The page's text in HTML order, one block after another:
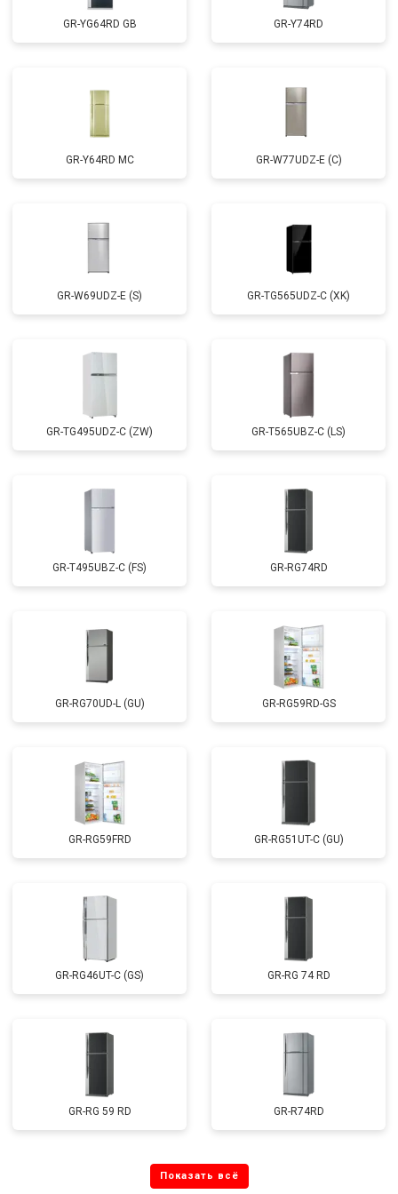
GR-YG64RD GB GR-Y74RD
GR-Y64RD MC GR-W77UDZ-E (C)
GR-W69UDZ-E (S) GR-TG565UDZ-C (XK)
GR-TG495UDZ-C (ZW) GR-T565UBZ-C (LS)
GR-T495UBZ-C (FS) GR-RG74RD
GR-RG70UD-L (GU) GR-RG59RD-GS
GR-RG59FRD GR-RG51UT-C (GU)
GR-RG46UT-C (GS) GR-RG 74 RD
GR-RG 59 RD GR-R74RD